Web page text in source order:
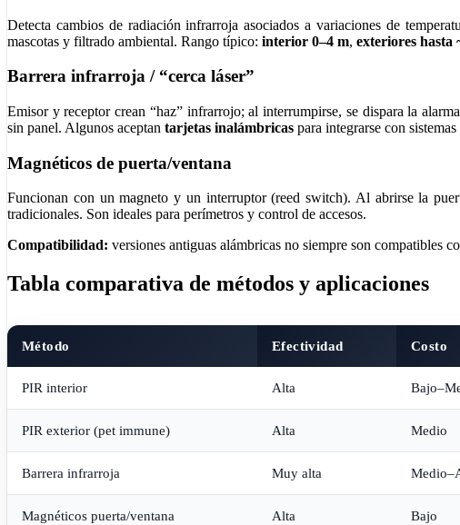
Detecta cambios de radiación infrarroja asociados a variaciones de
mascotas y filtrado ambiental. Rango típico: interior 0–4 m, exteriores hasta
Barrera infrarroja / “cerca láser”
Emisor y receptor crean “haz” infrarrojo; al interrumpirse, se dispara la
sin panel. Algunos aceptan tarjetas inalámbricas para integrarse con
Magnéticos de puerta/ventana
Funcionan con un magneto y un interruptor (reed switch). Al abrirse la
tradicionales. Son ideales para perímetros y control de accesos.
Compatibilidad: versiones antiguas alámbricas no siempre son compatibles
Tabla comparativa de métodos y aplicaciones
Método Efectividad Costo
PIR interior Alta
PIR exterior (pet immune) Alta Medio
Barrera infrarroja Muy alta
Magnéticos puerta/ventana Alta Bajo